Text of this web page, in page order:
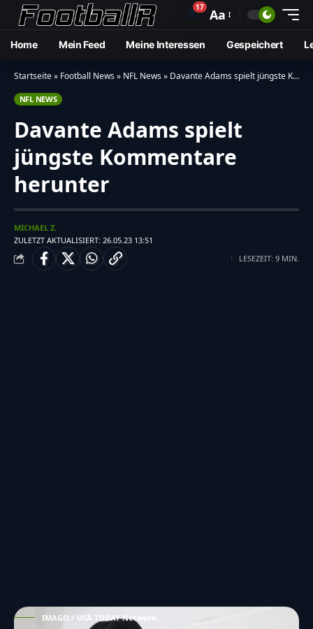
🔔17 Aa
Home Mein Feed Meine Interessen Gespeichert
Startseite» Football News» NFL News» Davante Adams spielt jüngste Kommentare herunter
NFL NEWS
Davante Adams spielt
jüngste Kommentare
herunter
ZULETZT AKTUALISIERT: 26.05.23 13:51
MICHAEL Z.
LESEZEIT: 9 MIN.
IMAGO / USA TODAY Network